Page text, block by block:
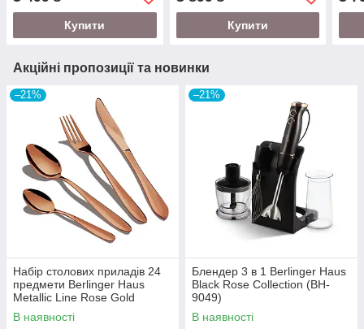
Купити Купити
Акційні пропозиції та новинки
–21%
Набір столових приладів 24
предмети Berlinger Haus
Metallic Line Rose Gold
Edition (BH-2623)
В наявності
–21%
Блендер 3 в 1 Berlinger Haus
Black Rose Collection (BH-
9049)
В наявності